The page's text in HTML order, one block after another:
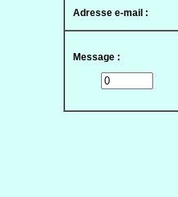
Adresse e-mail :
Message :